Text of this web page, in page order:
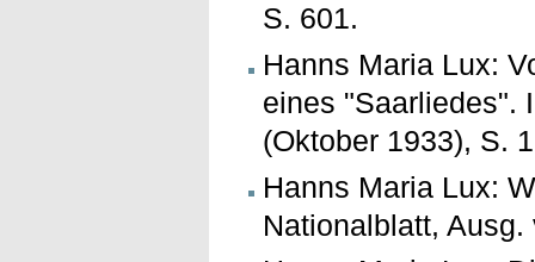
S. 601.
Hanns Maria Lux:
eines "Saarliedes".
(Oktober 1933), S.
Hanns Maria Lux:
Nationalblatt,